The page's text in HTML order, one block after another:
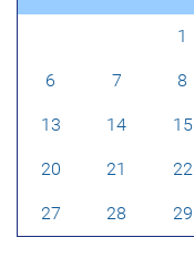
1
6 7 8
13 14 15
20 21 22
27 28 29